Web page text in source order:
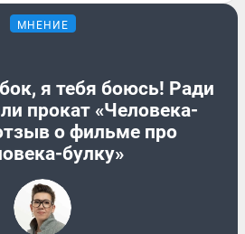
МНЕНИЕ
я тебя боюсь! Ради
прокат «Человека-
о фильме про
булку»